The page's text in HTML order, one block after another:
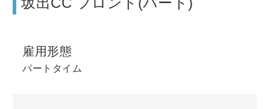
雇用形態
パートタイム